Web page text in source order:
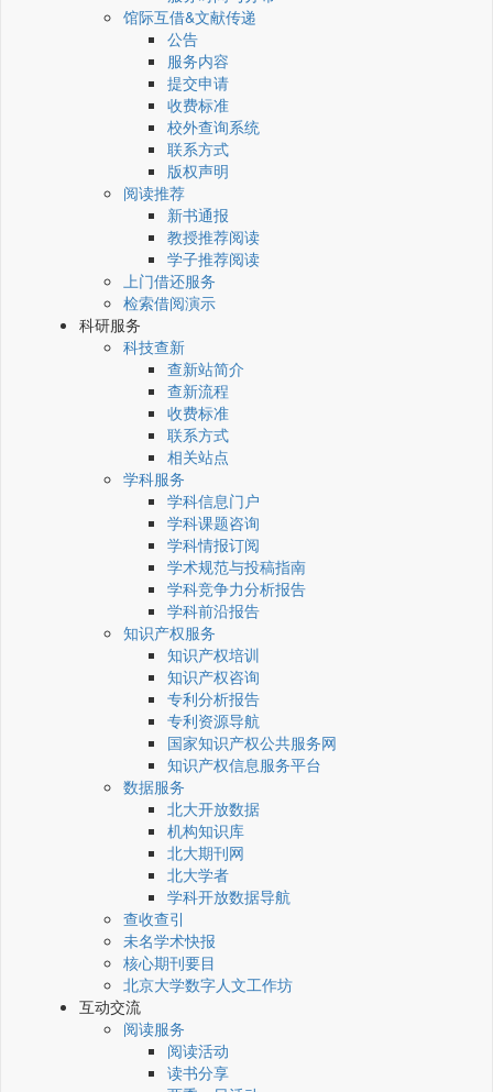
馆际互借&文献传递
公告
服务内容
提交申请
收费标准
校外查询系统
联系方式
版权声明
阅读推荐
新书通报
教授推荐阅读
学子推荐阅读
上门借还服务
检索借阅演示
科研服务
科技查新
查新站简介
查新流程
收费标准
联系方式
相关站点
学科服务
学科信息门户
学科课题咨询
学科情报订阅
学术规范与投稿指南
学科竞争力分析报告
学科前沿报告
知识产权服务
知识产权培训
知识产权咨询
专利分析报告
专利资源导航
国家知识产权公共服务网
知识产权信息服务平台
数据服务
北大开放数据
机构知识库
北大期刊网
北大学者
学科开放数据导航
查收查引
未名学术快报
核心期刊要目
北京大学数字人文工作坊
互动交流
阅读服务
阅读活动
读书分享